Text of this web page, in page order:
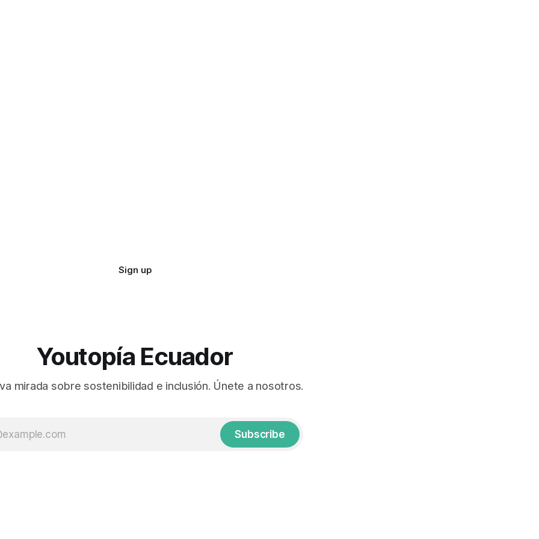
Sign up
Youtopía Ecuador
mirada sobre sostenibilidad e inclusión. Únete a nosotros.
Subscribe